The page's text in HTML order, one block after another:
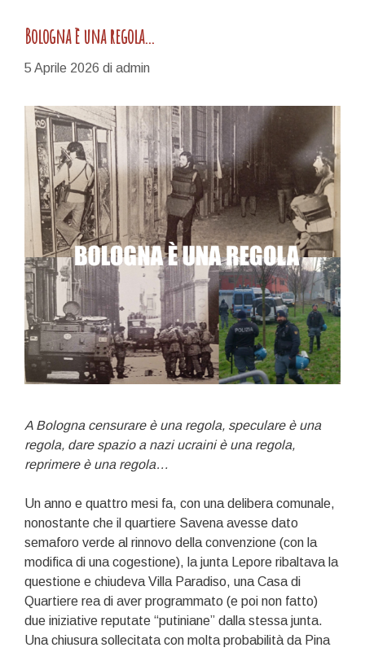
Bologna è una regola…
5 Aprile 2026 di admin
A Bologna censurare è una regola, speculare è una
regola, dare spazio a nazi ucraini è una regola,
reprimere è una regola…
Un anno e quattro mesi fa, con una delibera comunale,
nonostante che il quartiere Savena avesse dato
semaforo verde al rinnovo della convenzione (con la
modifica di una cogestione), la junta Lepore ribaltava la
questione e chiudeva Villa Paradiso, una Casa di
Quartiere rea di aver programmato (e poi non fatto)
due iniziative reputate “putiniane” dalla stessa junta.
Una chiusura sollecitata con molta probabilità da Pina